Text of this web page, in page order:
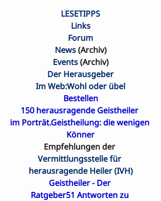
LESETIPPS
Links
Forum
News (Archiv)
Events (Archiv)
Der Herausgeber
Im Web:Wohl oder übel
Bestellen
150 herausragende Geistheiler
im Porträt.Geistheilung: die wenigen
Könner
Empfehlungen der
Vermittlungsstelle für
herausragende Heiler (IVH)
Geistheiler - Der
Ratgeber51 Antworten zu